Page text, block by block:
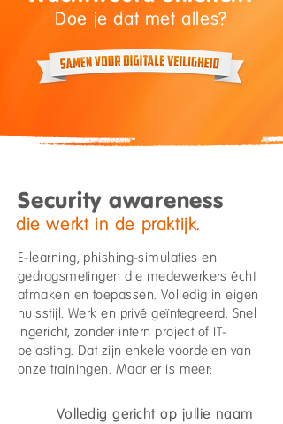
Doe je dat met alles?
Security awareness
die werkt in de praktijk.
E-learning, phishing-simulaties en
gedragsmetingen die medewerkers écht
afmaken en toepassen. Volledig in eigen
huisstijl. Werk en privé geïntegreerd. Snel
ingericht, zonder intern project of IT-
belasting. Dat zijn enkele voordelen van
onze trainingen. Maar er is meer:
Volledig gericht op jullie naam